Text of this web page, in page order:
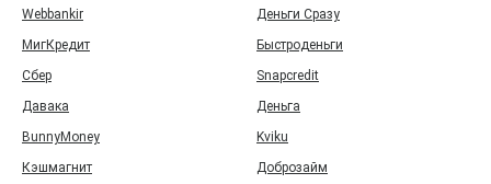
Webbankir
Деньги Сразу
МигКредит
Быстроденьги
Сбер
Snapcredit
Давака
Деньга
BunnyMoney
Kviku
Кэшмагнит
Доброзайм